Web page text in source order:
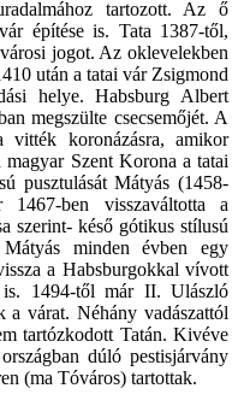
tartozott. Az ő
építése is. Tata 1387-től,
jogot. Az oklevelekben
után a tatai vár Zsigmond
helye. Habsburg Albert
megszülte csecsemőjét. A
vitték koronázásra, amikor
Szent Korona a tatai
pusztulását Mátyás (1458-
ben visszaváltotta a
szerint- késő gótikus stílusú
minden évben egy
a Habsburgokkal vívott
is. 1494-től már II. Ulászló
várat. Néhány vadászattól
tartózkodott Tatán. Kivéve
dúló pestisjárvány
(ma Tóváros) tartottak.